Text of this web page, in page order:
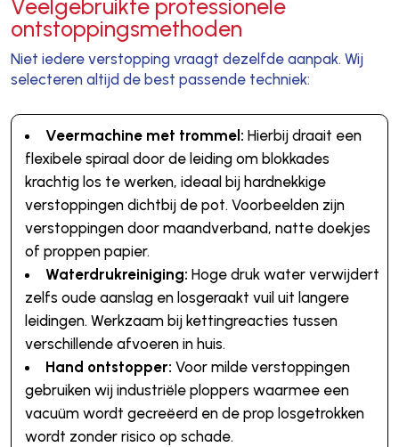
Veelgebruikte professionele
ontstoppingsmethoden
Niet iedere verstopping vraagt dezelfde aanpak. Wij
selecteren altijd de best passende techniek:
Veermachine met trommel: Hierbij draait een
flexibele spiraal door de leiding om blokkades
krachtig los te werken, ideaal bij hardnekkige
verstoppingen dichtbij de pot. Voorbeelden zijn
verstoppingen door maandverband, natte doekjes
of proppen papier.
Waterdrukreiniging: Hoge druk water verwijdert
zelfs oude aanslag en losgeraakt vuil uit langere
leidingen. Werkzaam bij kettingreacties tussen
verschillende afvoeren in huis.
Hand ontstopper: Voor milde verstoppingen
gebruiken wij industriële ploppers waarmee een
vacuüm wordt gecreëerd en de prop losgetrokken
wordt zonder risico op schade.